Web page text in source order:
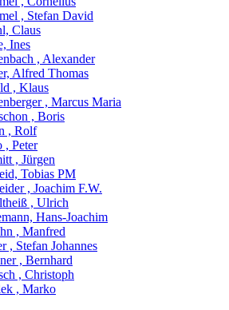
, Stefan David
Claus
Ines
, Alexander
Alfred Thomas
, Klaus
, Marcus Maria
, Boris
, Rolf
, Peter
, Jürgen
Tobias PM
, Joachim F.W.
, Ulrich
Hans-Joachim
, Manfred
, Stefan Johannes
, Bernhard
, Christoph
, Marko